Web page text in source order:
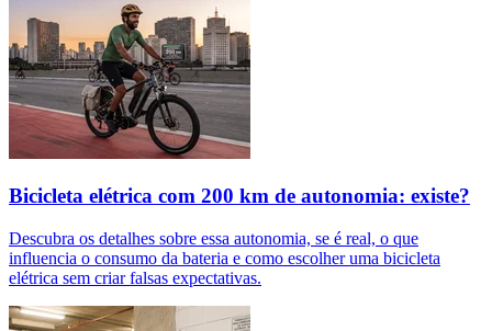
Bicicleta elétrica com 200 km de autonomia: existe?
Descubra os detalhes sobre essa autonomia, se é real, o que
influencia o consumo da bateria e como escolher uma bicicleta
elétrica sem criar falsas expectativas.